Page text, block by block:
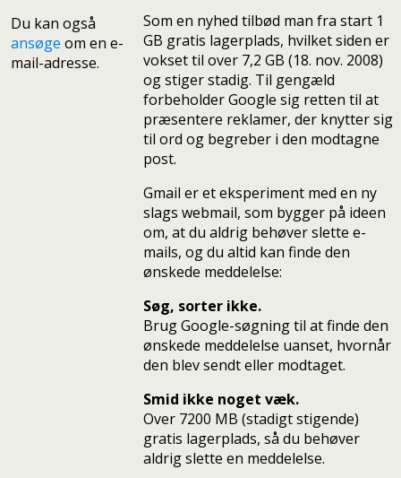
Du kan også
ansøge om en e-
mail-adresse.
Som en nyhed tilbød man fra start 1
GB gratis lagerplads, hvilket siden er
vokset til over 7,2 GB (18. nov. 2008)
og stiger stadig. Til gengæld
forbeholder Google sig retten til at
præsentere reklamer, der knytter sig
til ord og begreber i den modtagne
post.
Gmail er et eksperiment med en ny
slags webmail, som bygger på ideen
om, at du aldrig behøver slette e-
mails, og du altid kan finde den
ønskede meddelelse:
Søg, sorter ikke.
Brug Google-søgning til at finde den
ønskede meddelelse uanset, hvornår
den blev sendt eller modtaget.
Smid ikke noget væk.
Over 7200 MB (stadigt stigende)
gratis lagerplads, så du behøver
aldrig slette en meddelelse.